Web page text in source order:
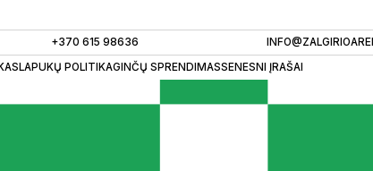
+370 615 98636
SLAPUKŲ POLITIKAGINČŲ SPRENDIMASSENESNI ĮRAŠAI